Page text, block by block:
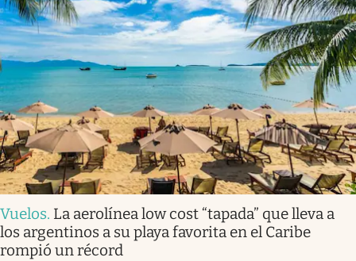
Vuelos. La aerolínea low cost “tapada” que lleva a
los argentinos a su playa favorita en el Caribe
rompió un récord